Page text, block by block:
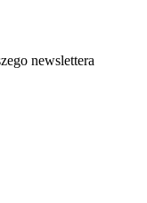
newslettera